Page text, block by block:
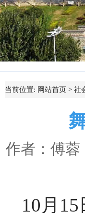
当前位置: 网站首页 > 社
作者：
10月